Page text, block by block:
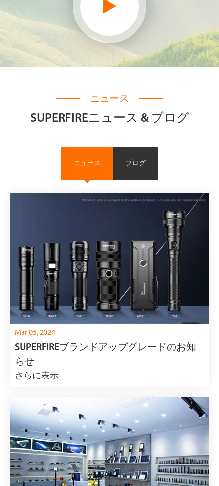
ニュース
SUPERFIREニュース & ブログ
ニュース ブログ
Mar 05, 2024
SUPERFIREブランドアップグレードのお知
らせ
さらに表示